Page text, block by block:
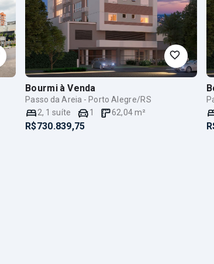
Bourmi à Venda
Passo da Areia - Porto Alegre/RS
2, 1 suíte 1 62,04m²
R$730.839,75